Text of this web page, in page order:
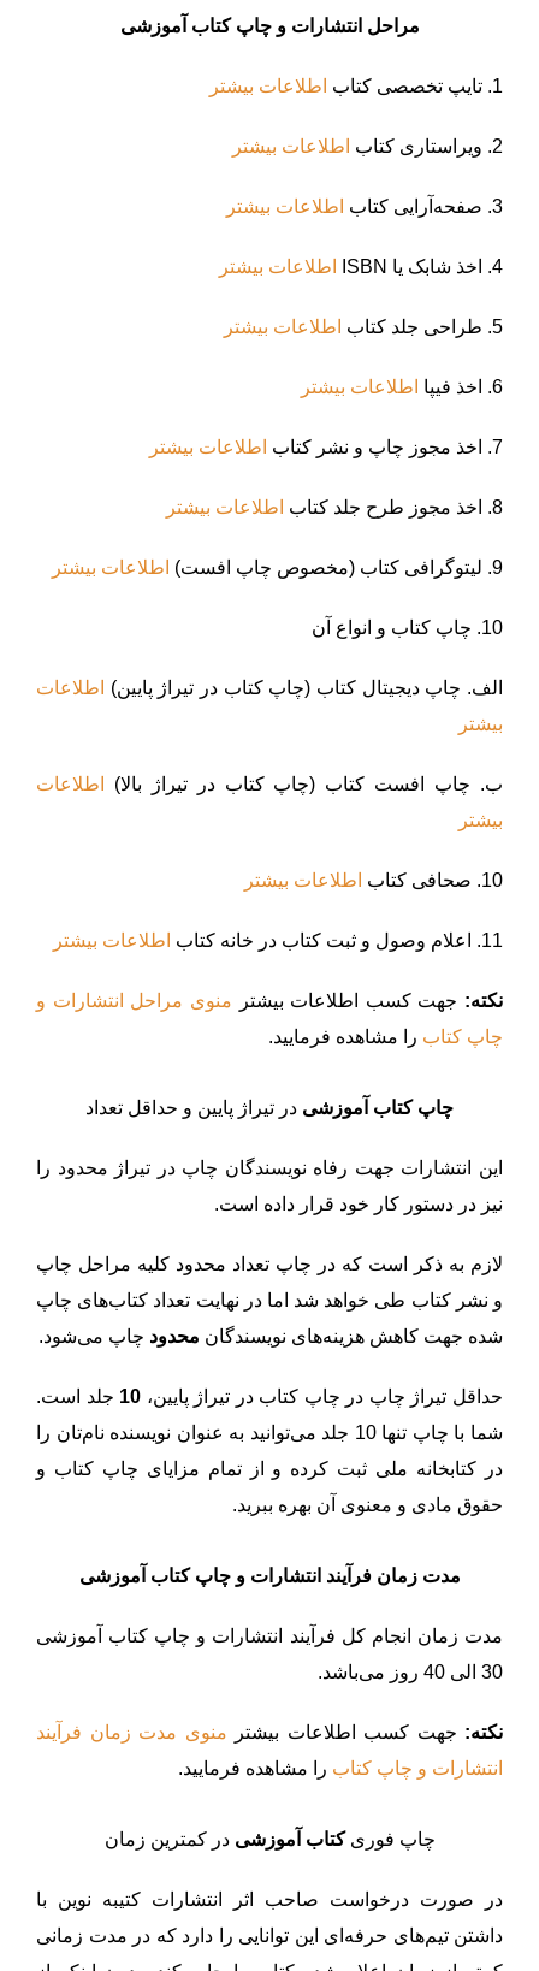
مراحل انتشارات و چاپ کتاب آموزشی
1. تایپ تخصصی کتاب اطلاعات بیشتر
2. ویراستاری کتاب اطلاعات بیشتر
3. صفحه‌آرایی کتاب اطلاعات بیشتر
4. اخذ شابک یا ISBN اطلاعات بیشتر
5. طراحی جلد کتاب اطلاعات بیشتر
6. اخذ فیپا اطلاعات بیشتر
7. اخذ مجوز چاپ و نشر کتاب اطلاعات بیشتر
8. اخذ مجوز طرح جلد کتاب اطلاعات بیشتر
9. لیتوگرافی کتاب (مخصوص چاپ افست) اطلاعات بیشتر
10. چاپ کتاب و انواع آن
الف. چاپ دیجیتال کتاب (چاپ کتاب در تیراژ پایین)
اطلاعات
بیشتر
ب. چاپ افست کتاب (چاپ کتاب در تیراژ بالا)
اطلاعات
بیشتر
10. صحافی کتاب اطلاعات بیشتر
11. اعلام وصول و ثبت کتاب در خانه کتاب اطلاعات بیشتر
نکته: جهت کسب اطلاعات بیشتر منوی مراحل انتشارات و
چاپ کتاب‌ را مشاهده فرمایید.
چاپکتاب آموزشی در تیراژ پایین و حداقل تعداد
این انتشارات جهت رفاه نویسندگان چاپ در تیراژ محدود را
نیز در دستور کار خود قرار داده است.
لازم به ذکر است که در چاپ تعداد محدود کلیه مراحل چاپ
و نشر کتاب طی خواهد شد اما در نهایت تعداد کتاب‌های چاپ
شده جهت کاهش هزینه‌های نویسندگان محدود چاپ می‌شود.
حداقل تیراژ چاپ در چاپ کتاب در تیراژ پایین، 10 جلد است.
شما با چاپ تنها 10 جلد می‌توانید به عنوان نویسنده نام‌تان را
در کتابخانه ملی ثبت کرده و از تمام مزایای چاپ کتاب و
حقوق مادی و معنوی آن بهره ببرید.
مدت زمان فرآیند انتشارات و چاپکتاب آموزشی
مدت زمان انجام کل فرآیند انتشارات و چاپ کتاب آموزشی
30 الی 40 روز می‌باشد.
نکته: جهت کسب اطلاعات بیشتر منوی مدت زمان فرآیند
انتشارات و چاپ کتاب‌ را مشاهده فرمایید.
چاپ فوریکتاب آموزشیدر کمترین زمان
در صورت درخواست صاحب اثر انتشارات کتیبه نوین با
داشتن تیم‌های حرفه‌ای این توانایی را دارد که در مدت زمانی